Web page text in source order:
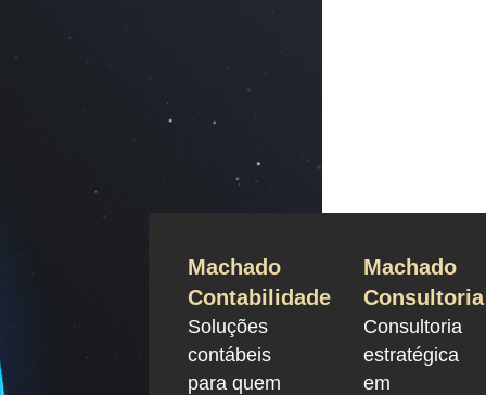
Machado
Contabilidade
Soluções
contábeis
para quem
Machado
Consultoria
Consultoria
estratégica
em